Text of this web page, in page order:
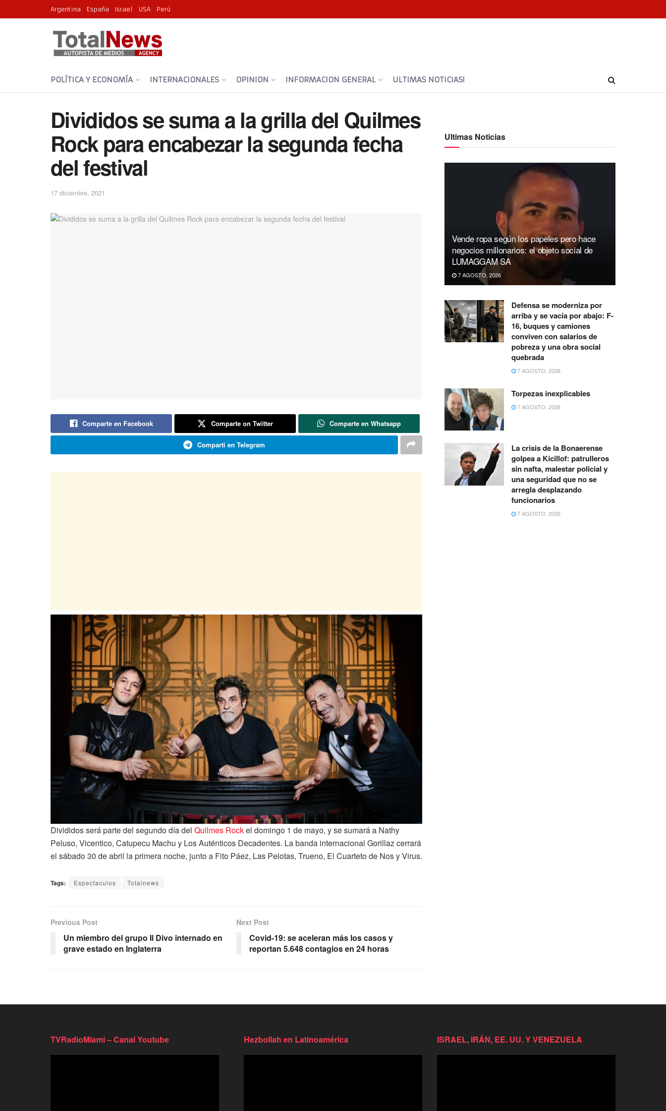
Argentina España Israel USA Perú
POLÍTICA Y ECONOMÍA INTERNACIONALES OPINION INFORMACION GENERAL ULTIMAS NOTICIAS!
Divididos se suma a la grilla del Quilmes
Rock para encabezar la segunda fecha
del festival
17 diciembre, 2021
Comparte en Facebook Comparte on Twitter Comparte en Whatsapp
Comparti en Telegram
Divididos será parte del segundo día del Quilmes Rockel domingo 1 de mayo, y se sumará a Nathy
Peluso, Vicentico, Catupecu Machu y Los Auténticos Decadentes. La banda internacional Gorillaz cerrará
el sábado 30 de abril la primera noche, junto a Fito Páez, Las Pelotas, Trueno, El Cuarteto de Nos y Virus.
Tags: Espectaculos Totalnews
Previous Post
Un miembro del grupo Il Divo internado en
grave estado en Inglaterra
Next Post
Covid-19: se aceleran más los casos y
reportan 5.648 contagios en 24 horas
Ultimas Noticias
Vende ropa según los papeles pero hace
negocios millonarios: el objeto social de
LUMAGGAM SA
7 AGOSTO, 2026
Defensa se moderniza por
arriba y se vacía por abajo: F-
16, buques y camiones
conviven con salarios de
pobreza y una obra social
quebrada
7 AGOSTO, 2026
Torpezas inexplicables
7 AGOSTO, 2026
La crisis de la Bonaerense
golpea a Kicillof: patrulleros
sin nafta, malestar policial y
una seguridad que no se
arregla desplazando
funcionarios
7 AGOSTO, 2026
TVRadioMiami – Canal Youtube Hezbollah en Latinoamérica ISRAEL, IRÁN, EE. UU. Y VENEZUELA